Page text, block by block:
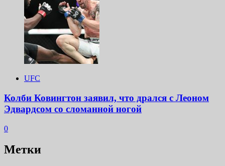
UFC
Колби Ковингтон заявил, что дрался с Леоном
Эдвардсом со сломанной ногой
0
Метки